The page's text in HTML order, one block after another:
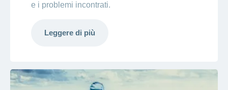
e i problemi incontrati.
Leggere di più